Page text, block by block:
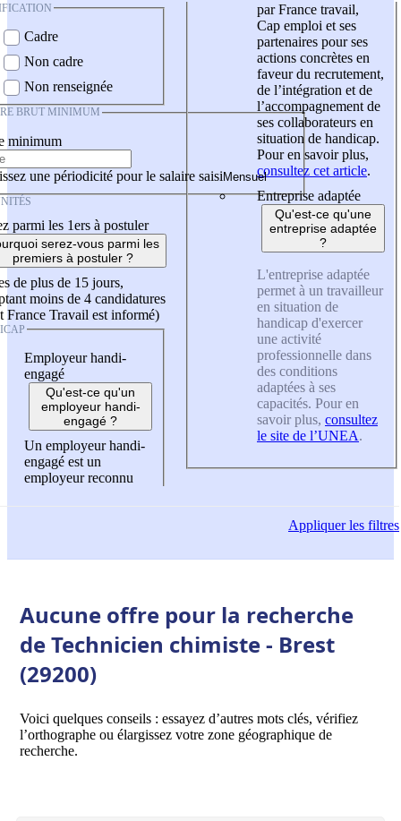
Cadre
Non cadre
Non renseignée
BRUT MINIMUM
minimum
une périodicité pour le salaire saisi
parmi les 1ers à postuler
serez-vous parmi les
premiers à postuler ?
de plus de 15 jours,
moins de 4 candidatures
France Travail est informé)
Employeur handi-
engagé
Qu'est-ce qu'un
employeur handi-
engagé ?
Un employeur handi-
engagé est un
employeur reconnu
par France travail,
Cap emploi et ses
partenaires pour ses
actions concrètes en
faveur du recrutement,
de l’intégration et de
l’accompagnement de
ses collaborateurs en
situation de handicap.
Pour en savoir plus,
consultez cet article.
Entreprise adaptée
Qu'est-ce qu'une
entreprise adaptée
?
L'entreprise adaptée
permet à un travailleur
en situation de
handicap d'exercer
une activité
professionnelle dans
des conditions
adaptées à ses
capacités. Pour en
savoir plus, consultez
le site de l’UNEA.
Appliquerles filtres
Aucune offre pour la recherche
de Technicien chimiste - Brest
(29200)
Voici quelques conseils : essayez d’autres mots clés, vérifiez
l’orthographe ou élargissez votre zone géographique de
recherche.